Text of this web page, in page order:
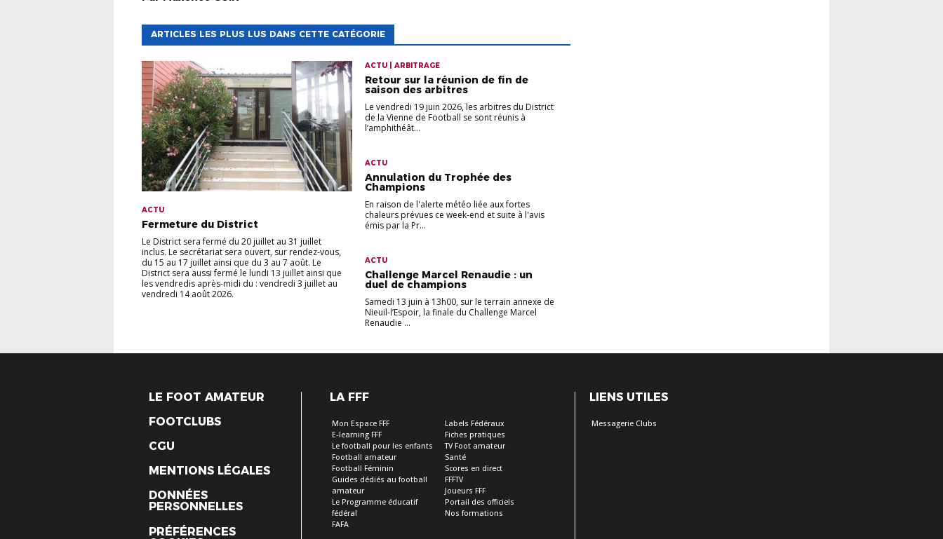
ARTICLES LES PLUS LUS DANS CETTE CATÉGORIE
ACTU
Fermeture du District
Le District sera fermé du 20 juillet au 31 juillet
inclus. Le secrétariat sera ouvert, sur rendez-vous,
du 15 au 17 juillet ainsi que du 3 au 7 août. Le
District sera aussi fermé le lundi 13 juillet ainsi que
les vendredis après-midi du : vendredi 3 juillet au
vendredi 14 août 2026.
ACTU | ARBITRAGE
Retour sur la réunion de fin de
saison des arbitres
Le vendredi 19 juin 2026, les arbitres du District
de la Vienne de Football se sont réunis à
l’amphithéât...
ACTU
Annulation du Trophée des
Champions
En raison de l'alerte météo liée aux fortes
chaleurs prévues ce week-end et suite à l'avis
émis par la Pr...
ACTU
Challenge Marcel Renaudie : un
duel de champions
Samedi 13 juin à 13h00, sur le terrain annexe de
Nieuil-l’Espoir, la finale du Challenge Marcel
Renaudie ...
LE FOOT AMATEUR
FOOTCLUBS
CGU
MENTIONS LÉGALES
DONNÉES
PERSONNELLES
PRÉFÉRENCES
LA FFF
Mon Espace FFF
E-learning FFF
Le football pour les enfants
Football amateur
Football Féminin
Guides dédiés au football
amateur
Le Programme éducatif
fédéral
FAFA
Labels Fédéraux
Fiches pratiques
TV Foot amateur
Santé
Scores en direct
FFFTV
Joueurs FFF
Portail des officiels
Nos formations
LIENS UTILES
Messagerie Clubs